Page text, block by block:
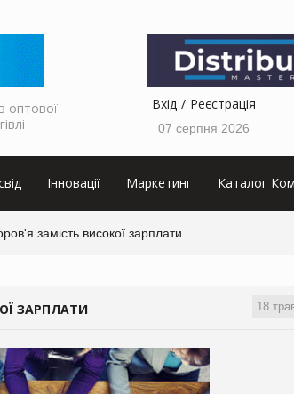
оптової
Вхід Реєстрація
07 серпня 2026
Інновації Маркетинг Каталог
замість високої зарплати
18
ЗАРПЛАТИ